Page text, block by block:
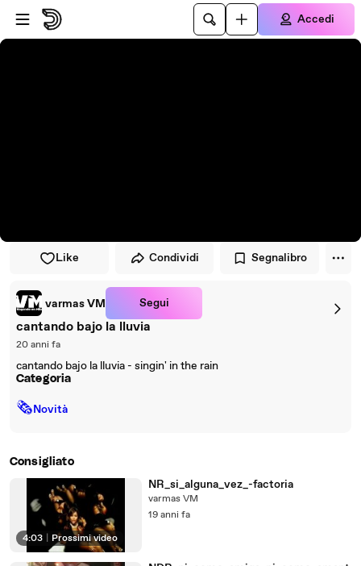
Vai al lettore
Passa al contenuto principale
Accedi
Like Condividi Segnalibro
varmas VM Segui
cantando bajo la lluvia
20 anni fa
cantando bajo la lluvia - singin' in the rain
Categoria
🗞Novità
Consigliato
4:03 Prossimi video
NR_si_alguna_vez_-factoria
varmas VM
19 anni fa